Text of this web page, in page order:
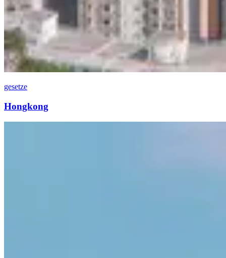
gesetze
Hongkong